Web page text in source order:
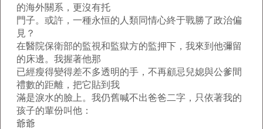
的海外關系，更沒有托
門子。或許，一種永恒的人類同情心終于戰勝了政治偏
見？
在醫院保衛部的監視和監獄方的監押下，我來到他彌留
的床邊。我握著他那
已經瘦得變得差不多透明的手，不再顧忌兒媳與公爹間
禮數的距離，把它貼到我
滿是淚水的臉上。我仍舊喊不出爸爸二字，只依著我的
孩子的輩份叫他：
爺爺